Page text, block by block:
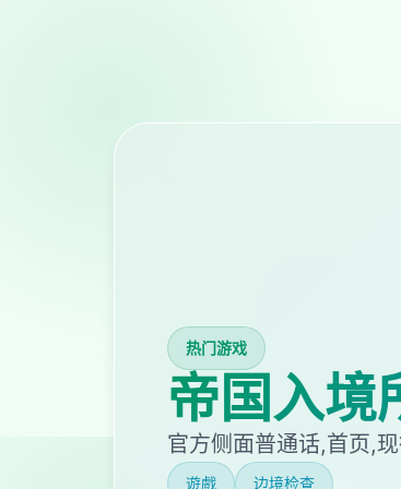
热门游戏
帝国入境
官方侧面普通话,首页,
遊戲 边境检查